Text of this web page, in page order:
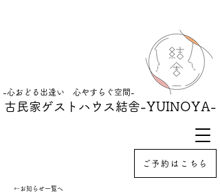
-心おどる出逢い 心やすらぐ空間-
古民家ゲストハウス結舎-YUINOYA-
ご予約はこちら
←お知らせ一覧へ